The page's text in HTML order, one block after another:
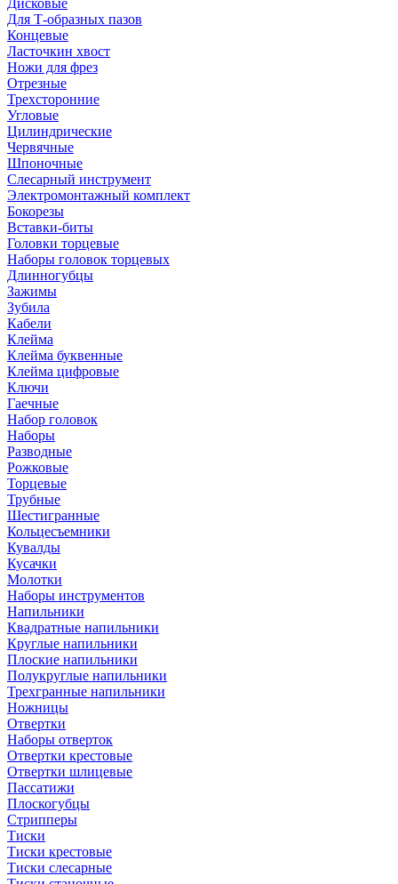
Дисковые
Для Т-образных пазов
Концевые
Ласточкин хвост
Ножи для фрез
Отрезные
Трехсторонние
Угловые
Цилиндрические
Червячные
Шпоночные
Слесарный инструмент
Электромонтажный комплект
Бокорезы
Вставки-биты
Головки торцевые
Наборы головок торцевых
Длинногубцы
Зажимы
Зубила
Кабели
Клейма
Клейма буквенные
Клейма цифровые
Ключи
Гаечные
Набор головок
Наборы
Разводные
Рожковые
Торцевые
Трубные
Шестигранные
Кольцесъемники
Кувалды
Кусачки
Молотки
Наборы инструментов
Напильники
Квадратные напильники
Круглые напильники
Плоские напильники
Полукруглые напильники
Трехгранные напильники
Ножницы
Отвертки
Наборы отверток
Отвертки крестовые
Отвертки шлицевые
Пассатижи
Плоскогубцы
Стрипперы
Тиски
Тиски крестовые
Тиски слесарные